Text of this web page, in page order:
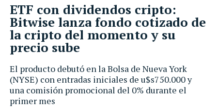
El producto debutó en la Bolsa de Nueva York
(NYSE) con entradas iniciales de u$s750.000 y
una comisión promocional del 0% durante el
primer mes
ETF con dividendos cripto:
Bitwise lanza fondo cotizado de
la cripto del momento y su
precio sube